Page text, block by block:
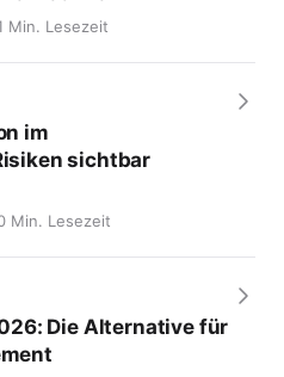
Min. Lesezeit
im
sichtbar
Min. Lesezeit
Die Alternative für